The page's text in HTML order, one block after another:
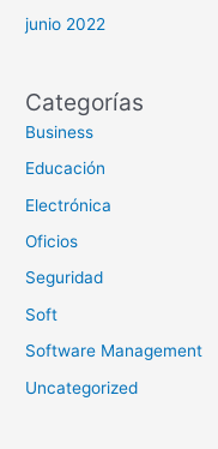
junio 2022
Categorías
Business
Educación
Electrónica
Oficios
Seguridad
Soft
Software Management
Uncategorized